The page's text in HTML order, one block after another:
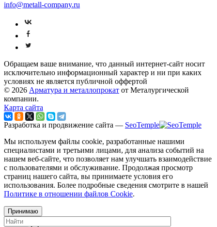
info@metall-company.ru
Обращаем ваше внимание, что данный интернет-сайт носит
исключительно информационный характер и ни при каких
условиях не является публичной оффертой
© 2026 Арматура и металлопрокат от Металургической
компании.
Карта сайта
Разработка и продвижение сайта — SeoTemple
Мы используем файлы cookie, разработанные нашими
специалистами и третьими лицами, для анализа событий на
нашем веб-сайте, что позволяет нам улучшать взаимодействие
с пользователями и обслуживание. Продолжая просмотр
страниц нашего сайта, вы принимаете условия его
использования. Более подробные сведения смотрите в нашей
Политике в отношении файлов Cookie.
Принимаю